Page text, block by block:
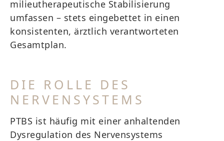
milieutherapeutische Stabilisierung
umfassen – stets eingebettet in einen
konsistenten, ärztlich verantworteten
Gesamtplan.
DIE ROLLE DES
NERVENSYSTEMS
PTBS ist häufig mit einer anhaltenden
Dysregulation des Nervensystems